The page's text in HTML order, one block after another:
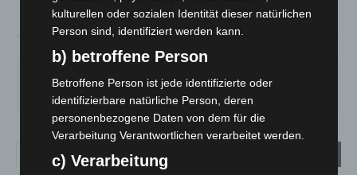
°
58%
FR.
21°
SA.
27°
SO.
33°
MO.
29°
kulturellen oder sozialen Identität dieser natürlichen
Person sind, identifiziert werden kann.
b) betroffene Person
Betroffene Person ist jede identifizierte oder
identifizierbare natürliche Person, deren
personenbezogene Daten von dem für die
Verarbeitung Verantwortlichen verarbeitet werden.
c) Verarbeitung